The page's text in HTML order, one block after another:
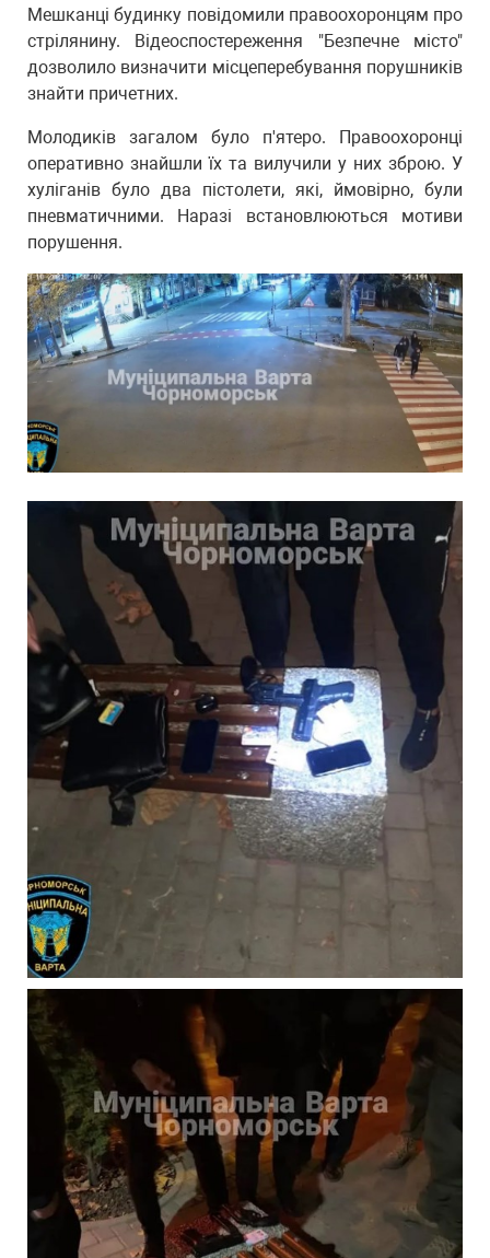
Мешканці будинку повідомили правоохоронцям про
стрілянину. Відеоспостереження "Безпечне місто"
дозволило визначити місцеперебування порушників
знайти причетних.
Молодиків загалом було п'ятеро. Правоохоронці
оперативно знайшли їх та вилучили у них зброю. У
хуліганів було два пістолети, які, ймовірно, були
пневматичними. Наразі встановлюються мотиви
порушення.